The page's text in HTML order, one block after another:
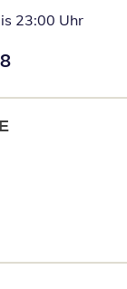
23:00 Uhr